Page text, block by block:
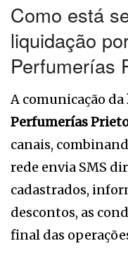
Como está
liquidação
Perfumerías
A comunicação da
Perfumerías
canais,
rede envia SMS
cadastrados,
descontos, as
final das